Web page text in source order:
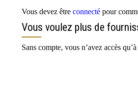
Vous devez être connecté pour
Vous voulez plus de
Sans compte, vous n’avez accès